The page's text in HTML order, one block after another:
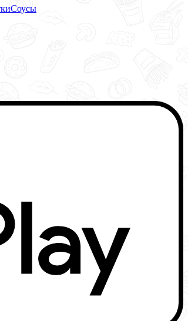
Соусы